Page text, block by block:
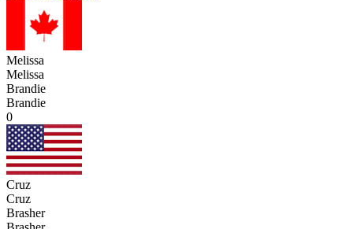
Melissa
Melissa
Brandie
Brandie
0
Cruz
Cruz
Brasher